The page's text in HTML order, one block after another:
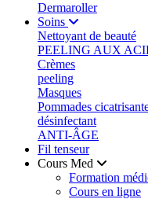
Dermaroller
Soins
Nettoyant de beauté
PEELING AUX
Crèmes
peeling
Masques
Pommades
désinfectant
ANTI-ÂGE
Fil tenseur
Cours Med
Formation
Cours en ligne